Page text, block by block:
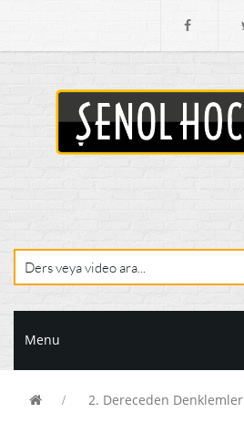
Menu
2. Dereceden Denklemler